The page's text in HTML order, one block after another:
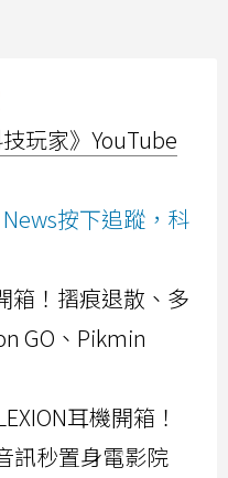
玩家》YouTube
按下追蹤，科
箱！摺痕退散、多
GO、Pikmin
耳機開箱！
訊秒置身電影院